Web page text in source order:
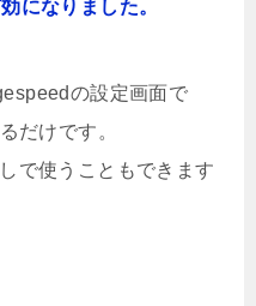
になりました。
の設定画面で
だけです。
で使うこともできます